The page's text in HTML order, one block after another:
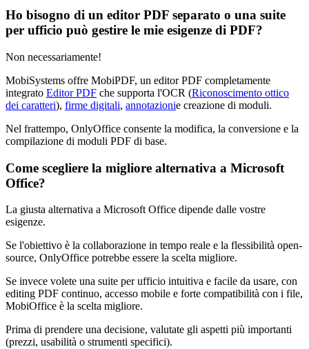
Ho bisogno di un editor PDF separato o una suite
per ufficio può gestire le mie esigenze di PDF?
Non necessariamente!
MobiSystems offre MobiPDF, un editor PDF completamente
integrato Editor PDF che supporta l'OCR (Riconoscimento ottico
dei caratteri), firme digitali, annotazionie creazione di moduli.
Nel frattempo, OnlyOffice consente la modifica, la conversione e la
compilazione di moduli PDF di base.
Come scegliere la migliore alternativa a Microsoft
Office?
La giusta alternativa a Microsoft Office dipende dalle vostre
esigenze.
Se l'obiettivo è la collaborazione in tempo reale e la flessibilità open-
source, OnlyOffice potrebbe essere la scelta migliore.
Se invece volete una suite per ufficio intuitiva e facile da usare, con
editing PDF continuo, accesso mobile e forte compatibilità con i file,
MobiOffice è la scelta migliore.
Prima di prendere una decisione, valutate gli aspetti più importanti
(prezzi, usabilità o strumenti specifici).